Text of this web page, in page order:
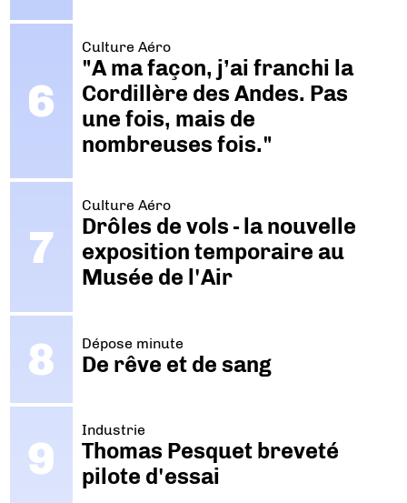
Culture Aéro
"A ma façon, j’ai franchi la
Cordillère des Andes. Pas
une fois, mais de
nombreuses fois."
Culture Aéro
Drôles de vols - la nouvelle
exposition temporaire au
Musée de l'Air
Dépose minute
De rêve et de sang
Industrie
Thomas Pesquet breveté
pilote d'essai